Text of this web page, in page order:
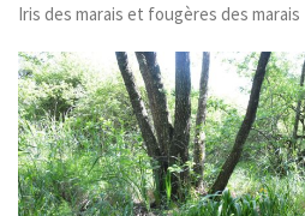
Iris des marais et fougères des marais